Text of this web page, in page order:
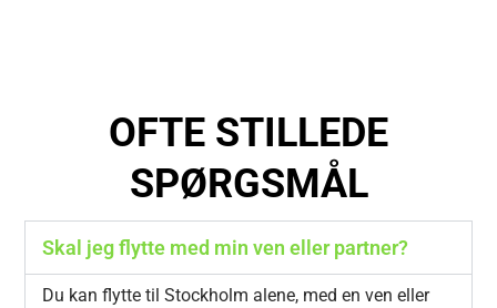
OFTE STILLEDE
SPØRGSMÅL
Skal jeg flytte med min ven eller partner?
Du kan flytte til Stockholm alene, med en ven eller